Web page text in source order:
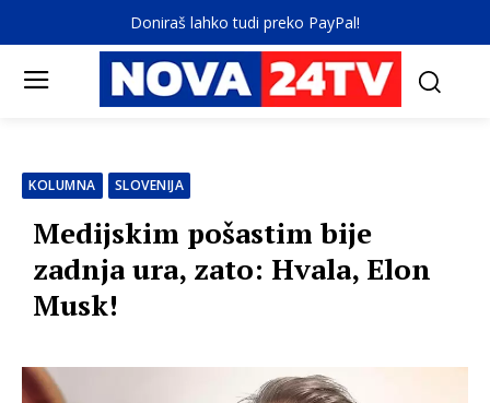
Doniraš lahko tudi preko PayPal!
KOLUMNA SLOVENIJA
Medijskim pošastim bije
zadnja ura, zato: Hvala, Elon
Musk!